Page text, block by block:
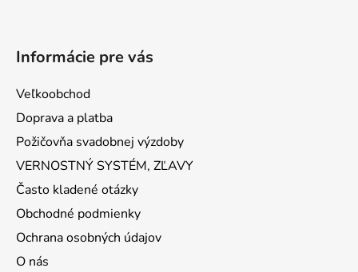
Informácie pre vás
Veľkoobchod
Doprava a platba
Požičovňa svadobnej výzdoby
VERNOSTNÝ SYSTÉM, ZĽAVY
Často kladené otázky
Obchodné podmienky
Ochrana osobných údajov
O nás